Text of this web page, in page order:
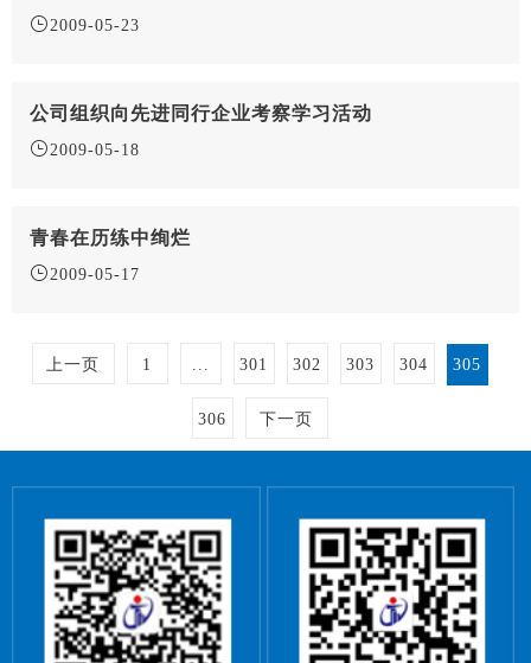
2009-05-23
公司组织向先进同行企业考察学习活动
2009-05-18
青春在历练中绚烂
2009-05-17
上一页 1 ... 301 302 303 304 305
306 下一页